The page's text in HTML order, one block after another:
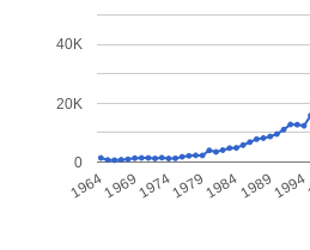
1994
1989
1984
1979
1974
1969
1964
0
20K
40K